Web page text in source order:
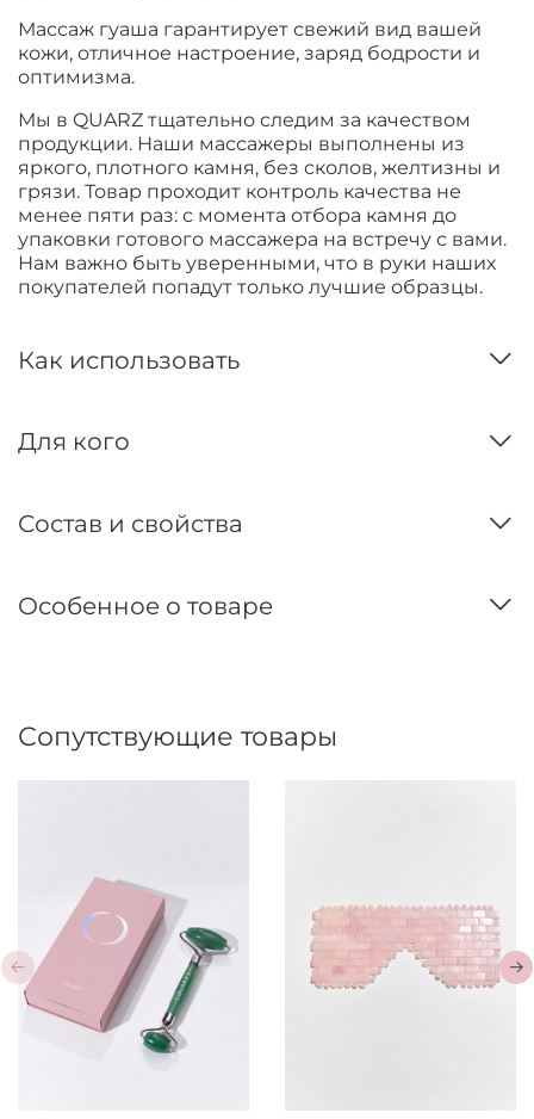
Массаж гуаша гарантирует свежий вид вашей
кожи, отличное настроение, заряд бодрости и
оптимизма.
Мы в QUARZ тщательно следим за качеством
продукции. Наши массажеры выполнены из
яркого, плотного камня, без сколов, желтизны и
грязи. Товар проходит контроль качества не
менее пяти раз: с момента отбора камня до
упаковки готового массажера на встречу с вами.
Нам важно быть уверенными, что в руки наших
покупателей попадут только лучшие образцы.
Как использовать
Для кого
Состав и свойства
Особенное о товаре
Сопутствующие товары